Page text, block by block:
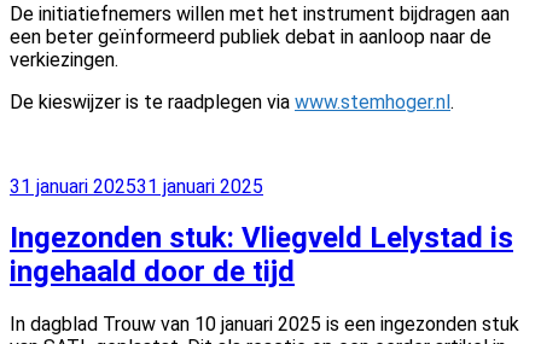
De initiatiefnemers willen met het instrument bijdragen aan
een beter geïnformeerd publiek debat in aanloop naar de
verkiezingen.
De kieswijzer is te raadplegen via www.stemhoger.nl.
Geplaatst
31 januari 202531 januari 2025
Ingezonden stuk: Vliegveld Lelystad is
ingehaald door de tijd
In dagblad Trouw van 10 januari 2025 is een ingezonden stuk